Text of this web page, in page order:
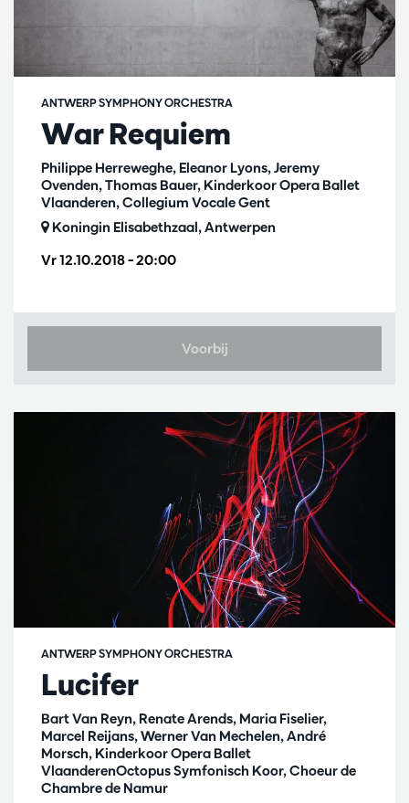
War Requiem
Philippe Herreweghe, Eleanor Lyons, Jeremy
Ovenden, Thomas Bauer, Kinderkoor Opera Ballet
Vlaanderen, Collegium Vocale Gent
ANTWERP SYMPHONY ORCHESTRA
Vr 12.10.2018– 20:00
Koningin Elisabethzaal, Antwerpen
Voorbij
Lucifer
Bart Van Reyn, Renate Arends, Maria Fiselier,
Marcel Reijans, Werner Van Mechelen, André
Morsch, Kinderkoor Opera Ballet
VlaanderenOctopus Symfonisch Koor, Choeur de
Chambre de Namur
ANTWERP SYMPHONY ORCHESTRA